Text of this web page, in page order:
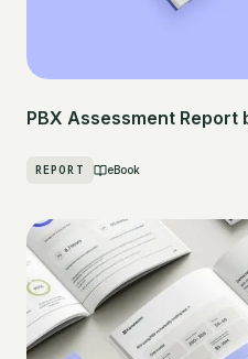
PBX Assessment Report
REPORT eBook